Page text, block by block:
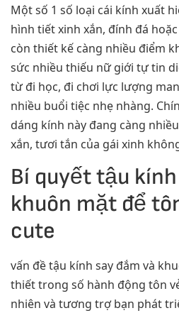
Một số 1 số loại cái kính xuất
hình tiết xinh xắn, đính đá
còn thiết kế càng nhiều điểm
sức nhiều thiếu nữ giới tự tin
từ đi học, đi chơi lực lượng
nhiều buổi tiệc nhẹ nhàng.
dáng kính này đang càng
xắn, tươi tắn của gái xinh
Bí quyết tậu
khuôn mặt để
cute
vấn đề tậu kính say đắm và
thiết trong số hành động tôn
nhiên và tương trợ bạn phát